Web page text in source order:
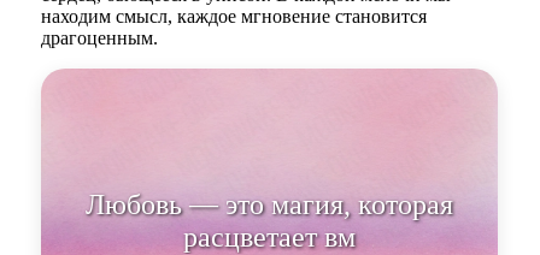
находим смысл, каждое мгновение становится
драгоценным.
Любовь — это магия, которая
расцветает вместе с у